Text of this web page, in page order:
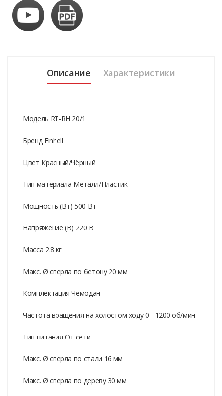
Описание Характеристики
Модель RT-RH 20/1
Бренд Einhell
Цвет Красный/Чёрный
Тип материала Металл/Пластик
Мощность (Вт) 500 Вт
Напряжение (В) 220 В
Масса 2.8 кг
Макс. Ø сверла по бетону 20 мм
Комплектация Чемодан
Частота вращения на холостом ходу 0 - 1200 об/мин
Тип питания От сети
Макс. Ø сверла по стали 16 мм
Макс. Ø сверла по дереву 30 мм